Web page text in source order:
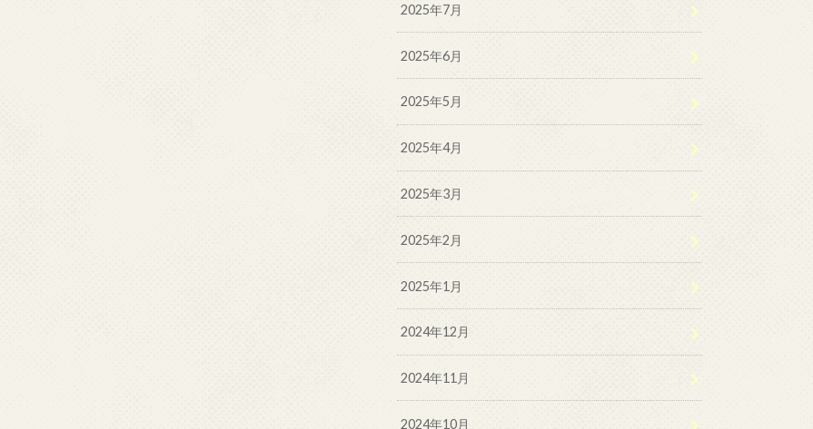
2025年7月
2025年6月
2025年5月
2025年4月
2025年3月
2025年2月
2025年1月
2024年12月
2024年11月
2024年10月